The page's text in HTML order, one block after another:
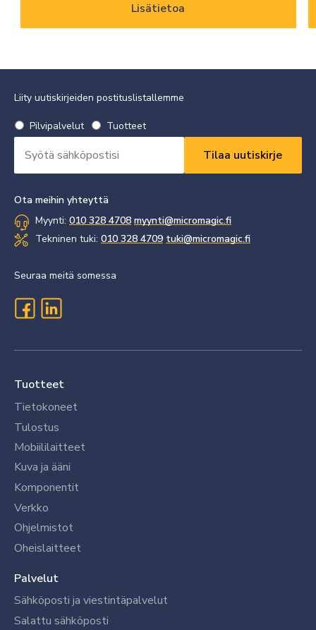
Lisätietoa
Liity uutiskirjeiden postituslistallemme
Valitse
uutiskirje
*
Vaaditaan
Pilvipalvelut Tuotteet
*
Vaaditaan
Ota meihin yhteyttä
Myynti: 010 328 4708 myynti@micromagic.fi
Tekninen tuki: 010 328 4709 tuki@micromagic.fi
Seuraa meitä somessa
Tuotteet
Tietokoneet
Tulostus
Mobiililaitteet
Kuva ja ääni
Komponentit
Verkko
Ohjelmistot
Oheislaitteet
Palvelut
Sähköposti ja viestintäpalvelut
Salattu sähköposti